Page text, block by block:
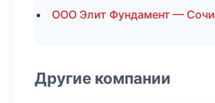
ООО Элит Фундамент — Сочи
Другие компании